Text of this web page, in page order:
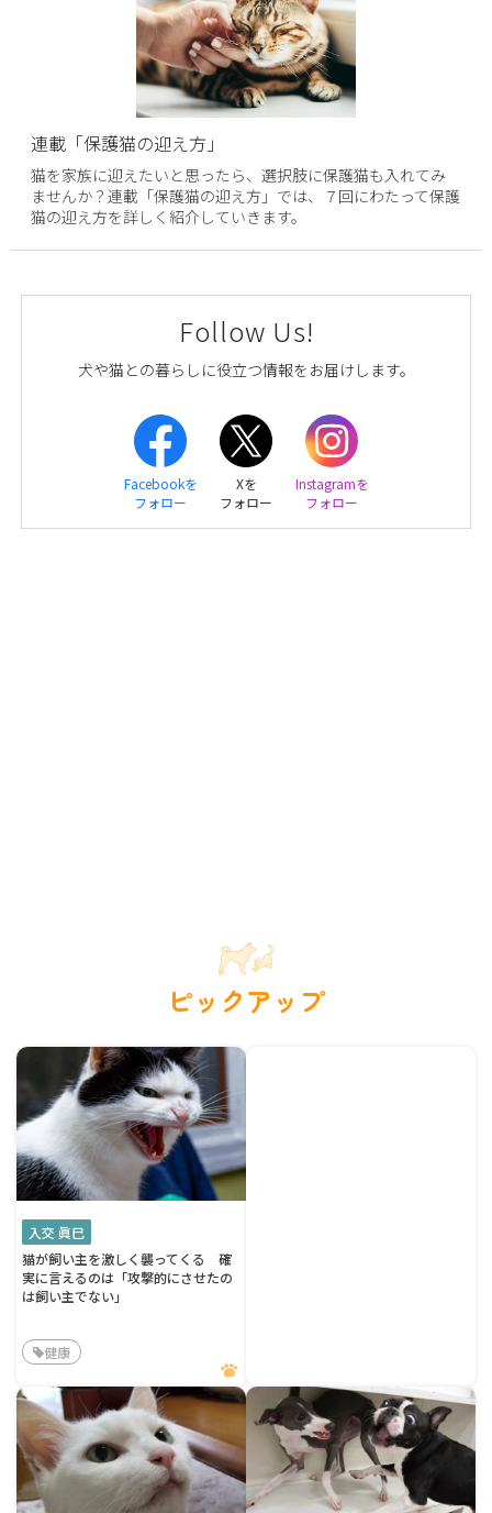
連載「保護猫の迎え方」
猫を家族に迎えたいと思ったら、選択肢に保護猫も入れてみ
ませんか？連載「保護猫の迎え方」では、７回にわたって保護
猫の迎え方を詳しく紹介していきます。
Follow Us!
犬や猫との暮らしに役立つ情報をお届けします。
Facebookを
フォロー
Xを
フォロー
Instagramを
フォロー
ピックアップ
入交 眞巳
猫が飼い主を激しく襲ってくる 確
実に言えるのは「攻撃的にさせたの
は飼い主でない」
健康